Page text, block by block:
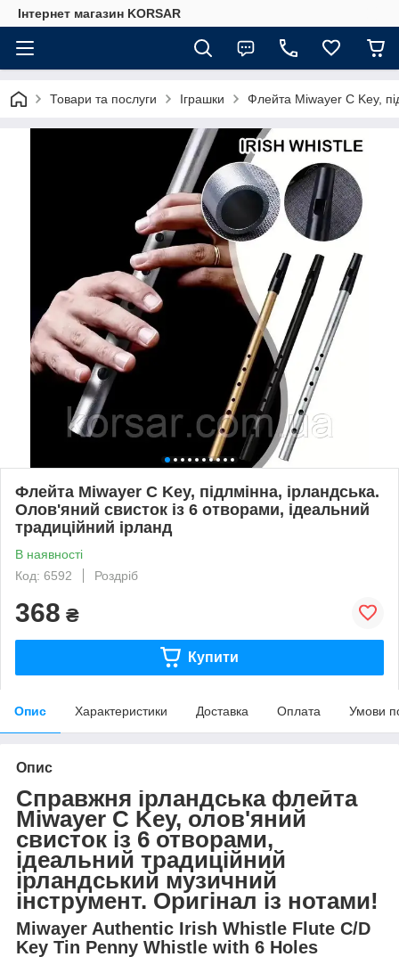
Iнтернет магазин KORSAR
Товари та послуги Іграшки Флейта Miwayer С Key,
Флейта Miwayer С Key, підлмінна, ірландська.
Олов'яний свисток із 6 отворами, ідеальний
традиційний ірланд
В наявності
Код: 6592
Роздріб
368 ₴
Купити
Опис Характеристики Доставка Оплата Умови
Опис
Справжня ірландська флейта
Miwayer C Key, олов'яний
свисток із 6 отворами,
ідеальний традиційний
ірландський музичний
інструмент. Оригінал із нотами!
Miwayer Authentic Irish Whistle Flute C/D
Key Tin Penny Whistle with 6 Holes